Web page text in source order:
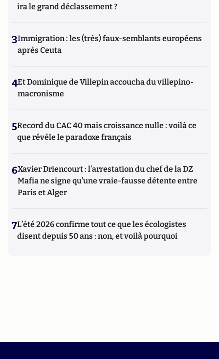
ira le grand déclassement ?
3Immigration : les (très) faux-semblants européens
après Ceuta
4Et Dominique de Villepin accoucha du villepino-
macronisme
5Record du CAC 40 mais croissance nulle : voilà ce
que révèle le paradoxe français
6Xavier Driencourt : l’arrestation du chef de la DZ
Mafia ne signe qu’une vraie-fausse détente entre
Paris et Alger
7L’été 2026 confirme tout ce que les écologistes
disent depuis 50 ans : non, et voilà pourquoi